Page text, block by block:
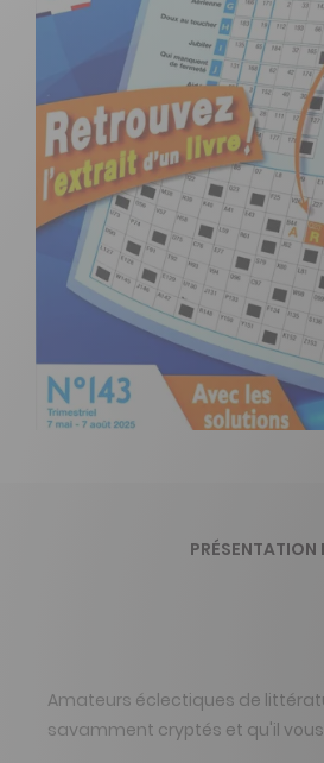
Amateurs éclectiques de
savamment cryptés et qu'il vous